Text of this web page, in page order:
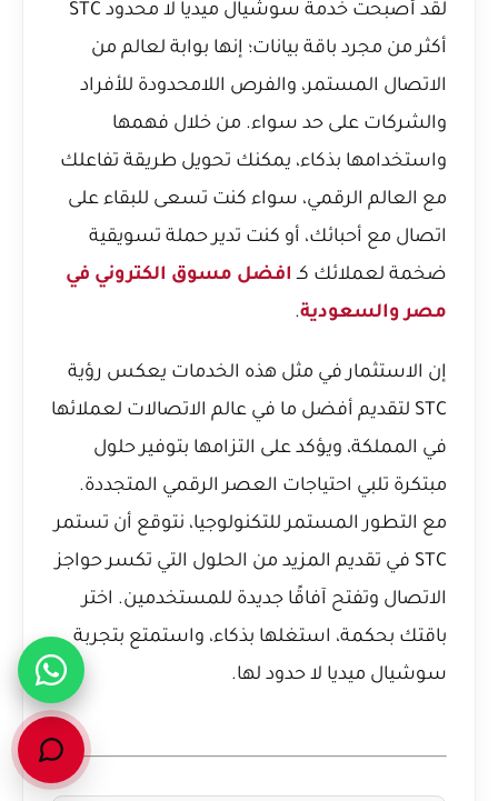
لقد أصبحت خدمة سوشيال ميديا لا محدود STC
أكثر من مجرد باقة بيانات؛ إنها بوابة لعالم من
الاتصال المستمر، والفرص اللامحدودة للأفراد
والشركات على حد سواء. من خلال فهمها
واستخدامها بذكاء، يمكنك تحويل طريقة تفاعلك
مع العالم الرقمي، سواء كنت تسعى للبقاء على
اتصال مع أحبائك، أو كنت تدير حملة تسويقية
ضخمة لعملائك كـ افضل مسوق الكتروني في
مصر والسعودية.
إن الاستثمار في مثل هذه الخدمات يعكس رؤية
STC لتقديم أفضل ما في عالم الاتصالات لعملائها
في المملكة، ويؤكد على التزامها بتوفير حلول
مبتكرة تلبي احتياجات العصر الرقمي المتجددة.
مع التطور المستمر للتكنولوجيا، نتوقع أن تستمر
STC في تقديم المزيد من الحلول التي تكسر حواجز
الاتصال وتفتح آفاقًا جديدة للمستخدمين. اختر
باقتك بحكمة، استغلها بذكاء، واستمتع بتجربة
سوشيال ميديا لا حدود لها.